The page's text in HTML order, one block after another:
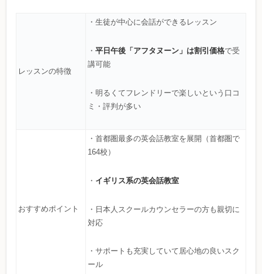
レッスンの特徴
・生徒が中心に会話ができるレッスン
・ 平日午後「アフタヌーン」は割引価格で受
講可能
・明るくてフレンドリーで楽しいという口コ
ミ・評判が多い
おすすめポイント
・首都圏最多の英会話教室を展開（首都圏で
164校）
・ イギリス系の英会話教室
・日本人スクールカウンセラーの方も親切に
対応
・サポートも充実していて居心地の良いスク
ール